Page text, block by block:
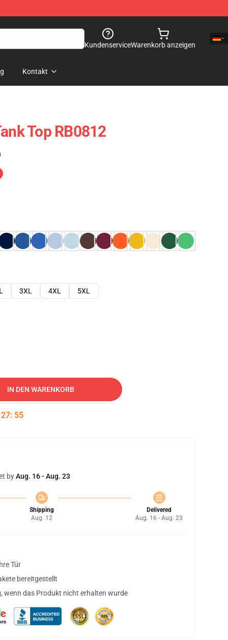
KundenserviceWarenkorb anzeigen
Kontakt
Top RB0812
3XL 4XL
5XL
IN DEN WARENKORB
27: 54
byAug. 16 - Aug. 23
Shipping
Aug. 12
Delivered
Aug. 16 - Aug. 23
Tür
bereitgestellt
wenn das Produkt nicht erhalten wurde